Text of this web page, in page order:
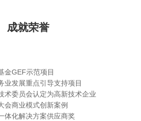
成就荣誉
金GEF示范项目
业发展重点引导支持项目
术委员会认定为高新技术企业
会商业模式创新案例
体化解决方案供应商奖